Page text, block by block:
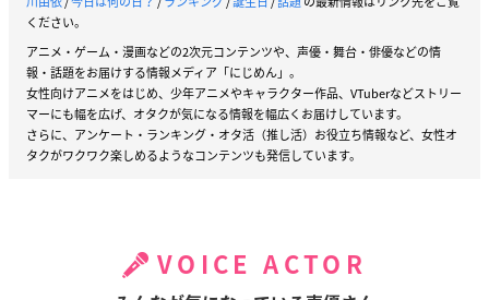
ください。
アニメ・ゲーム・漫画などの2次元コンテンツや、声優・舞台・俳優などの情
報・話題をお届けする情報メディア「にじめん」。
女性向けアニメをはじめ、少年アニメやキャラクター作品、VTuberなどストリー
マーにも幅を広げ、オタクが気になる情報を幅広くお届けしています。
さらに、アンケート・ランキング・オタ活（推し活）お役立ち情報など、女性オ
タクがワクワク楽しめるようなコンテンツも発信しています。
VOICE ACTOR